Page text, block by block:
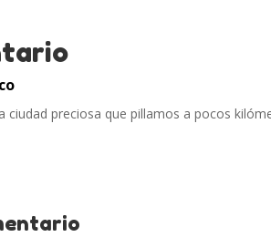
ciudad preciosa que pillamos a pocos